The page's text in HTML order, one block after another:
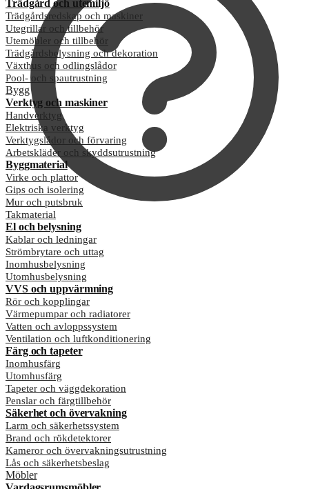
Trädgård och utemiljö
Trädgårdsredskap och maskiner
Utegrillar och tillbehör
Utemöbler och tillbehör
Trädgårdsbelysning och dekoration
Växthus och odlingslådor
Pool- och spautrustning
Bygg
Verktyg och maskiner
Handverktyg
Elektriska verktyg
Verktygslådor och förvaring
Arbetskläder och skyddsutrustning
Byggmaterial
Virke och plattor
Gips och isolering
Mur och putsbruk
Takmaterial
El och belysning
Kablar och ledningar
Strömbrytare och uttag
Inomhusbelysning
Utomhusbelysning
VVS och uppvärmning
Rör och kopplingar
Värmepumpar och radiatorer
Vatten och avloppssystem
Ventilation och luftkonditionering
Färg och tapeter
Inomhusfärg
Utomhusfärg
Tapeter och väggdekoration
Penslar och färgtillbehör
Säkerhet och övervakning
Larm och säkerhetssystem
Brand och rökdetektorer
Kameror och övervakningsutrustning
Lås och säkerhetsbeslag
Möbler